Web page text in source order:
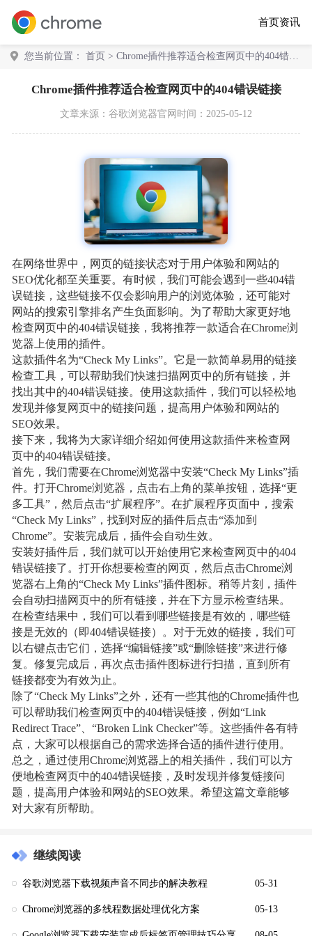
首页资讯
您当前位置： 首页 > Chrome插件推荐适合检查网页中的404错误
Chrome插件推荐适合检查网页中的404错误链接
文章来源： 谷歌浏览器官网 时间：2025-05-12
在网络世界中，网页的链接状态对于用户体验和网站的
SEO优化都至关重要。有时候，我们可能会遇到一些404错
误链接，这些链接不仅会影响用户的浏览体验，还可能对
网站的搜索引擎排名产生负面影响。为了帮助大家更好地
检查网页中的404错误链接，我将推荐一款适合在Chrome浏
览器上使用的插件。
这款插件名为“Check My Links”。它是一款简单易用的链接
检查工具，可以帮助我们快速扫描网页中的所有链接，并
找出其中的404错误链接。使用这款插件，我们可以轻松地
发现并修复网页中的链接问题，提高用户体验和网站的
SEO效果。
接下来，我将为大家详细介绍如何使用这款插件来检查网
页中的404错误链接。
首先，我们需要在Chrome浏览器中安装“Check My Links”插
件。打开Chrome浏览器，点击右上角的菜单按钮，选择“更
多工具”，然后点击“扩展程序”。在扩展程序页面中，搜索
“Check My Links”，找到对应的插件后点击“添加到
Chrome”。安装完成后，插件会自动生效。
安装好插件后，我们就可以开始使用它来检查网页中的404
错误链接了。打开你想要检查的网页，然后点击Chrome浏
览器右上角的“Check My Links”插件图标。稍等片刻，插件
会自动扫描网页中的所有链接，并在下方显示检查结果。
在检查结果中，我们可以看到哪些链接是有效的，哪些链
接是无效的（即404错误链接）。对于无效的链接，我们可
以右键点击它们，选择“编辑链接”或“删除链接”来进行修
复。修复完成后，再次点击插件图标进行扫描，直到所有
链接都变为有效为止。
除了“Check My Links”之外，还有一些其他的Chrome插件也
可以帮助我们检查网页中的404错误链接，例如“Link
Redirect Trace”、“Broken Link Checker”等。这些插件各有特
点，大家可以根据自己的需求选择合适的插件进行使用。
总之，通过使用Chrome浏览器上的相关插件，我们可以方
便地检查网页中的404错误链接，及时发现并修复链接问
题，提高用户体验和网站的SEO效果。希望这篇文章能够
对大家有所帮助。
继续阅读
谷歌浏览器下载视频声音不同步的解决教程 05-31
Chrome浏览器的多线程数据处理优化方案 05-13